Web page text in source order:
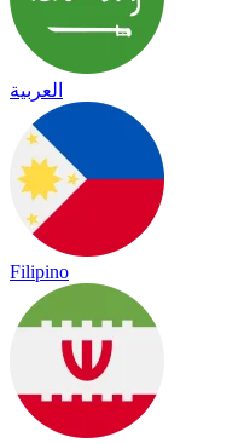
العربية
Filipino